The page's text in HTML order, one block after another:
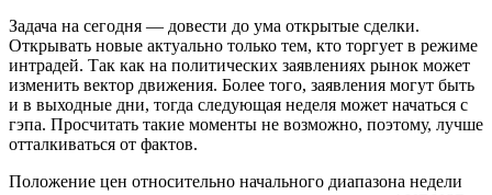
Задача на сегодня — довести до ума открытые сделки.
Открывать новые актуально только тем, кто торгует в режиме
интрадей. Так как на политических заявлениях рынок может
изменить вектор движения. Более того, заявления могут быть
и в выходные дни, тогда следующая неделя может начаться с
гэпа. Просчитать такие моменты не возможно, поэтому, лучше
отталкиваться от фактов.
Положение цен относительно начального диапазона недели